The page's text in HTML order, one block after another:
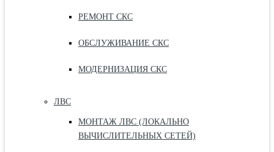
РЕМОНТ СКС
ОБСЛУЖИВАНИЕ СКС
МОДЕРНИЗАЦИЯ СКС
ЛВС
МОНТАЖ ЛВС (ЛОКАЛЬНО
ВЫЧИСЛИТЕЛЬНЫХ СЕТЕЙ)